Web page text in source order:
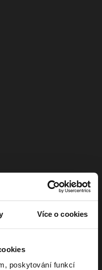
Více o cookies
poskytování funkcí